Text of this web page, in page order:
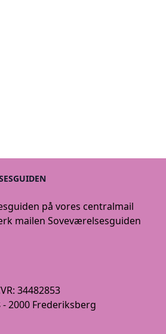
på vores centralmail
mailen Soveværelsesguiden
34482853
2000 Frederiksberg